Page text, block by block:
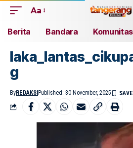
Aa
Berita Bandara Komunitas
g
ByREDAKSI Published: 30 November, 2025